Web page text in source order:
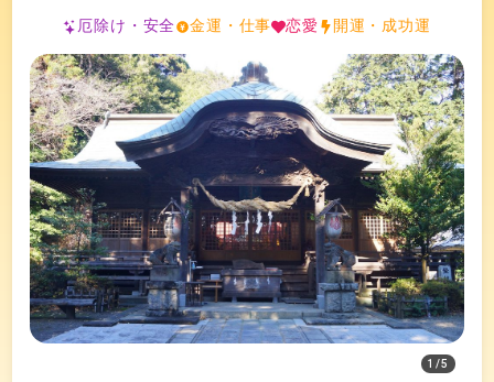
厄除け・安全 金運・仕事 恋愛 開運・成功運
1/5